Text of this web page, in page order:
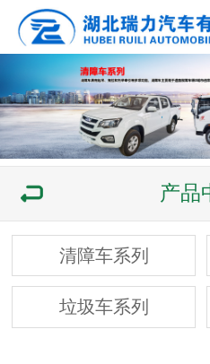
产品
清障车系列
垃圾车系列